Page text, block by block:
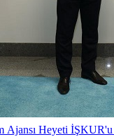
Ajansı Heyeti